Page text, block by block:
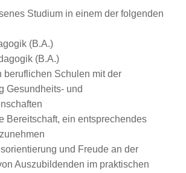
Studium in einem der folgenden
(B.A.)
(B.A.)
beruflichen Schulen mit der
Gesundheits- und
Bereitschaft, ein entsprechendes
und Freude an der
Auszubildenden im praktischen